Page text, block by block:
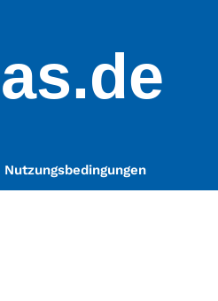
Nutzungsbedingungen